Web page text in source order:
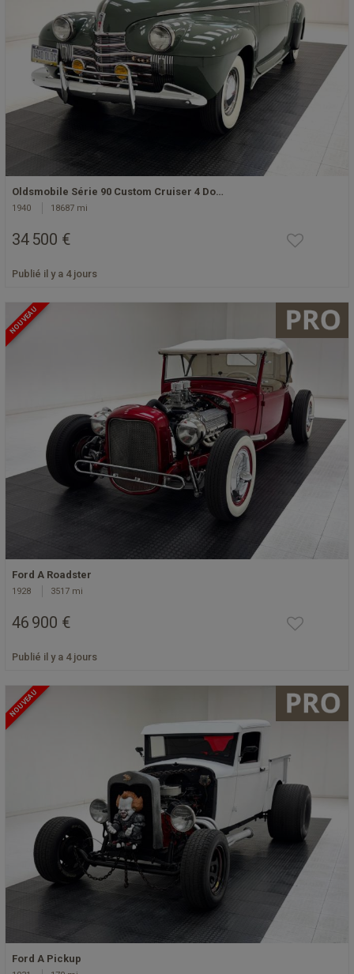
Oldsmobile Série 90 Custom Cruiser 4 Do…
1940 18687 mi
34 500 €
Publié il y a 4 jours
NOUVEAU
Ford A Roadster
1928 3517 mi
46 900 €
Publié il y a 4 jours
NOUVEAU
Ford A Pickup